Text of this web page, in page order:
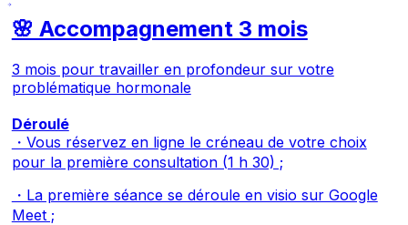
🌸 Accompagnement 3 mois
3 mois pour travailler en profondeur sur votre
problématique hormonale
Déroulé
・Vous réservez en ligne le créneau de votre choix
pour la première consultation (1 h 30) ;
・La première séance se déroule en visio sur Google
Meet ;